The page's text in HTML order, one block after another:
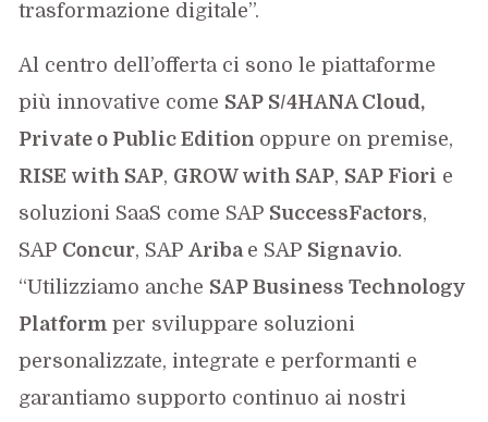
trasformazione digitale”.
Al centro dell’offerta ci sono le piattaforme
più innovative come SAP S/4HANA Cloud,
Private o Public Edition oppure on premise,
RISE with SAP, GROW with SAP, SAP Fiori e
soluzioni SaaS come SAP SuccessFactors,
SAP Concur, SAPAriba e SAP Signavio.
“Utilizziamo anche SAP Business Technology
Platformper sviluppare soluzioni
personalizzate, integrate e performanti e
garantiamo supporto continuo ai nostri